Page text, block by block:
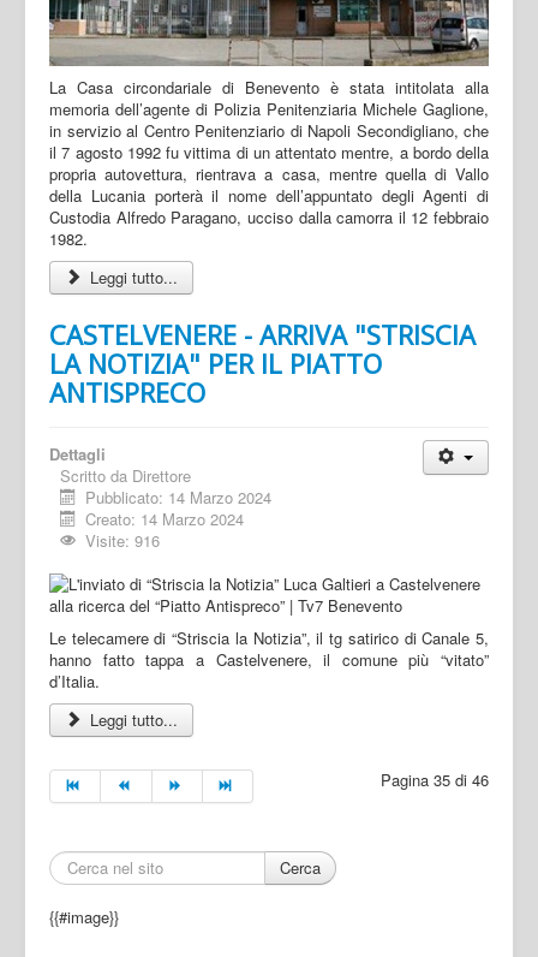
La Casa circondariale di Benevento è stata intitolata alla
memoria dell’agente di Polizia Penitenziaria Michele Gaglione,
in servizio al Centro Penitenziario di Napoli Secondigliano, che
il 7 agosto 1992 fu vittima di un attentato mentre, a bordo della
propria autovettura, rientrava a casa, mentre quella di Vallo
della Lucania porterà il nome dell’appuntato degli Agenti di
Custodia Alfredo Paragano, ucciso dalla camorra il 12 febbraio
1982.
Leggi tutto...
CASTELVENERE - ARRIVA "STRISCIA
LA NOTIZIA" PER IL PIATTO
ANTISPRECO
Dettagli
Scritto da Direttore
Pubblicato: 14 Marzo 2024
Creato: 14 Marzo 2024
Visite: 916
Le telecamere di “Striscia la Notizia”, il tg satirico di Canale 5,
hanno fatto tappa a Castelvenere, il comune più “vitato”
d’Italia.
Leggi tutto...
Pagina 35 di 46
Cerca
{{#image}}